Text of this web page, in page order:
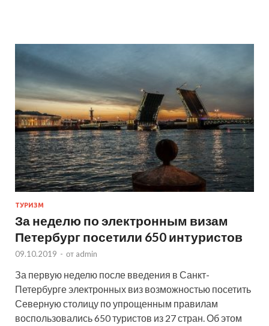
ТУРИЗМ
За неделю по электронным визам
Петербург посетили 650 интуристов
09.10.2019 - от admin
За первую неделю после введения в Санкт-
Петербурге электронных виз возможностью посетить
Северную столицу по упрощенным правилам
воспользовались 650 туристов из 27 стран. Об этом